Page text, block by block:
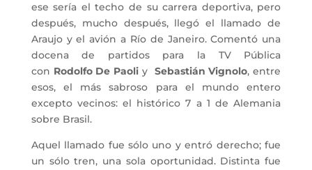
ese sería el techo de su carrera deportiva, pero
después, mucho después, llegó el llamado de
Araujo y el avión a Río de Janeiro. Comentó una
docena de partidos para la TV Pública
con Rodolfo De Paoli y Sebastián Vignolo, entre
esos, el más sabroso para el mundo entero
excepto vecinos: el histórico 7 a 1 de Alemania
sobre Brasil.
Aquel llamado fue sólo uno y entró derecho; fue
un sólo tren, una sola oportunidad. Distinta fue